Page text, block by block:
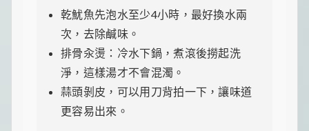
乾魷魚先泡水至少4小時，最好換水兩
次，去除鹹味。
排骨汆燙：冷水下鍋，煮滾後撈起洗
淨，這樣湯才不會混濁。
蒜頭剝皮，可以用刀背拍一下，讓味道
更容易出來。